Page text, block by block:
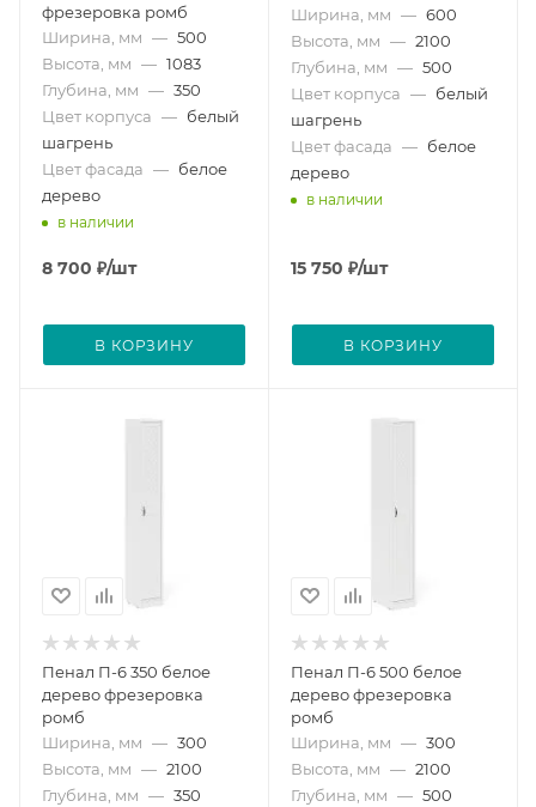
фрезеровка ромб
Ширина, мм — 500
Высота, мм — 1083
Глубина, мм — 350
Цвет корпуса — белый
шагрень
Цвет фасада — белое
дерево
в наличии
8 700 ₽/шт
В КОРЗИНУ
Ширина, мм — 600
Высота, мм — 2100
Глубина, мм — 500
Цвет корпуса — белый
шагрень
Цвет фасада — белое
дерево
в наличии
15 750 ₽/шт
В КОРЗИНУ
Пенал П-6 350 белое
дерево фрезеровка
ромб
Ширина, мм — 300
Высота, мм — 2100
Глубина, мм — 350
Пенал П-6 500 белое
дерево фрезеровка
ромб
Ширина, мм — 300
Высота, мм — 2100
Глубина, мм — 500